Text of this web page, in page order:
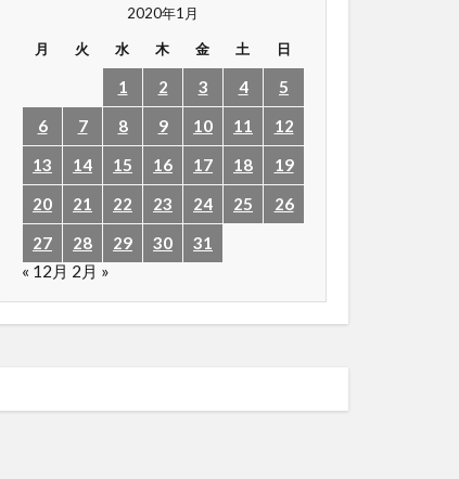
2020年1月
月 火 水 木 金 土 日
1 2 3 4
5
6
7 8 9 10 11
12
13
14 15 16 17 18
19
20
21 22 23 24 25
26
27
28 29 30
31
« 12月 2月 »